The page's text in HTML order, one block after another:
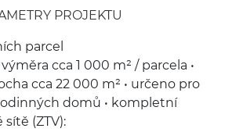
PROJEKTU
parcel
cca 1 000 m² / parcela •
cca 22 000 m² • určeno pro
domů • kompletní
(ZTV):